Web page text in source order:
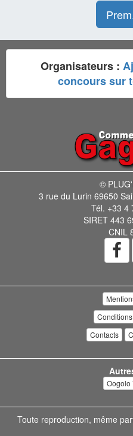
Organisateurs :
concours sur
©
3 rue du Lurin 69650
Tél. +33 4
SIRET 443
CNIL
Contacts
Oogolo
Toute reproduction, même